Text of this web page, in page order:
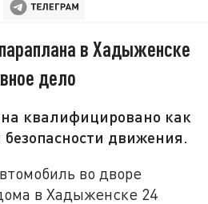
в Хадыженске
дело
квалифицировано как
движения.
во дворе
в Хадыженске 24